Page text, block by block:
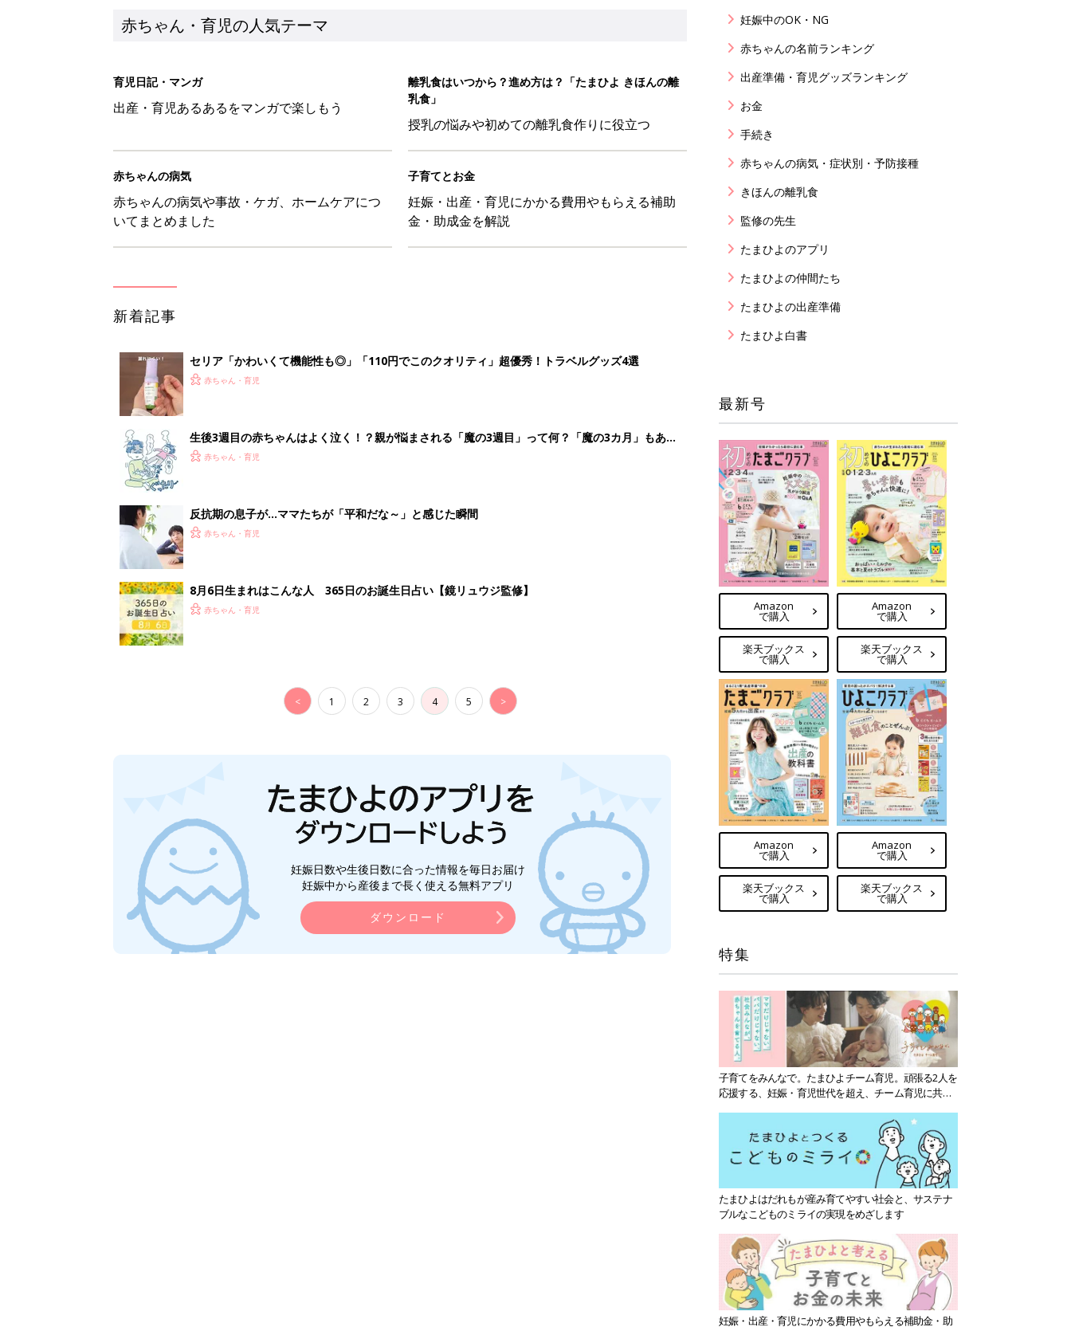
赤ちゃん・育児の人気テーマ
育児日記・マンガ
出産・育児あるあるをマンガで楽しもう
離乳食はいつから？進め方は？「たまひよ きほんの離
乳食」
授乳の悩みや初めての離乳食作りに役立つ
赤ちゃんの病気
赤ちゃんの病気や事故・ケガ、ホームケアにつ
いてまとめました
子育てとお金
妊娠・出産・育児にかかる費用やもらえる補助
金・助成金を解説
新着記事
セリア「かわいくて機能性も◎」「110円でこのクオリティ」超優秀！トラベルグッズ4選
赤ちゃん・育児
生後3週目の赤ちゃんはよく泣く！？親が悩まされる「魔の3週目」って何？「魔の3カ月」もある
って本当？【専門家】
赤ちゃん・育児
反抗期の息子が...ママたちが「平和だな～」と感じた瞬間
赤ちゃん・育児
8月6日生まれはこんな人 365日のお誕生日占い【鏡リュウジ監修】
赤ちゃん・育児
< 1 2 3 4 5 >
妊娠日数や生後日数に合った情報を毎日お届け
妊娠中から産後まで長く使える無料アプリ
ダウンロード
妊娠中のOK・NG
赤ちゃんの名前ランキング
出産準備・育児グッズランキング
お金
手続き
赤ちゃんの病気・症状別・予防接種
きほんの離乳食
監修の先生
たまひよのアプリ
たまひよの仲間たち
たまひよの出産準備
たまひよ白書
最新号
Amazon
で購入
楽天ブックス
で購入
Amazon
で購入
楽天ブックス
で購入
Amazon
で購入
楽天ブックス
で購入
Amazon
で購入
楽天ブックス
で購入
特集
子育てをみんなで。たまひよチーム育児。頑張る2人を
応援する、妊娠・育児世代を超え、チーム育児に共感
たまひよはだれもが産み育てやすい社会と、サステナ
ブルなこどものミライの実現をめざします
妊娠・出産・育児にかかる費用やもらえる補助金・助